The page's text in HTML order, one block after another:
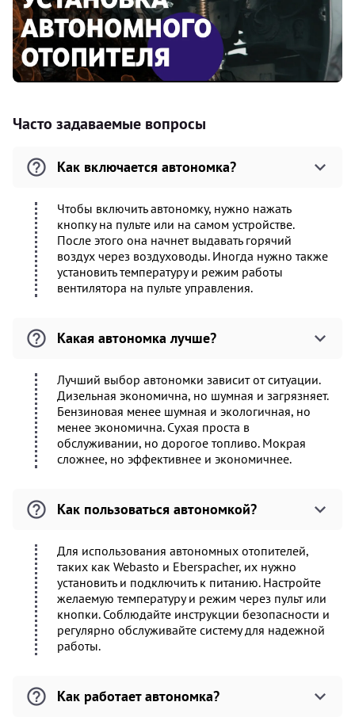
Часто задаваемые вопросы
Как включается автономка?
Чтобы включить автономку, нужно нажать
кнопку на пульте или на самом устройстве.
После этого она начнет выдавать горячий
воздух через воздуховоды. Иногда нужно также
установить температуру и режим работы
вентилятора на пульте управления.
Какая автономка лучше?
Лучший выбор автономки зависит от ситуации.
Дизельная экономична, но шумная и загрязняет.
Бензиновая менее шумная и экологичная, но
менее экономична. Сухая проста в
обслуживании, но дорогое топливо. Мокрая
сложнее, но эффективнее и экономичнее.
Как пользоваться автономкой?
Для использования автономных отопителей,
таких как Webasto и Eberspacher, их нужно
установить и подключить к питанию. Настройте
желаемую температуру и режим через пульт или
кнопки. Соблюдайте инструкции безопасности и
регулярно обслуживайте систему для надежной
работы.
Как работает автономка?